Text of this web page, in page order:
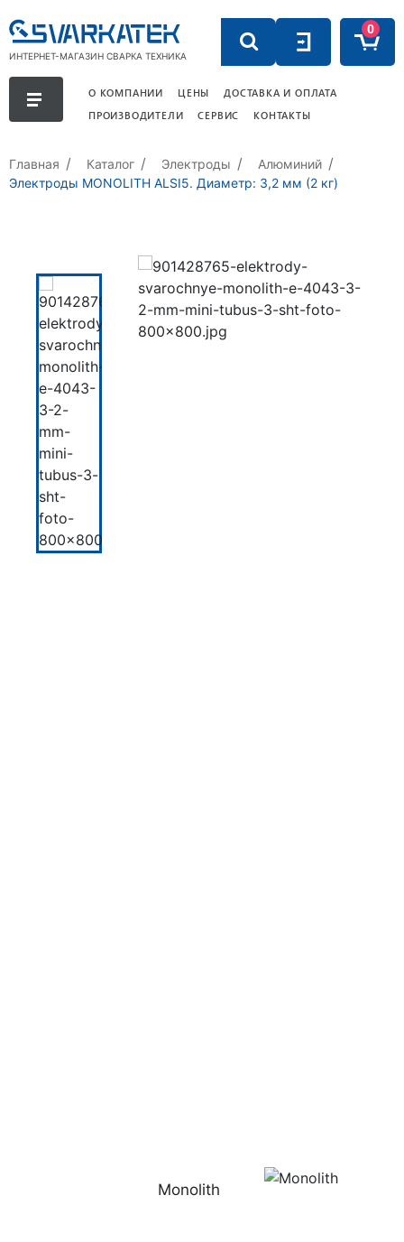
ИНТЕРНЕТ-МАГАЗИН СВАРКА ТЕХНИКА
0
О КОМПАНИИ ЦЕНЫ
ДОСТАВКА И ОПЛАТА
ПРОИЗВОДИТЕЛИ
СЕРВИС КОНТАКТЫ
Главная Каталог Электроды
Алюминий
Электроды MONOLITH ALSI5. Диаметр: 3,2 мм (2 кг)
Monolith